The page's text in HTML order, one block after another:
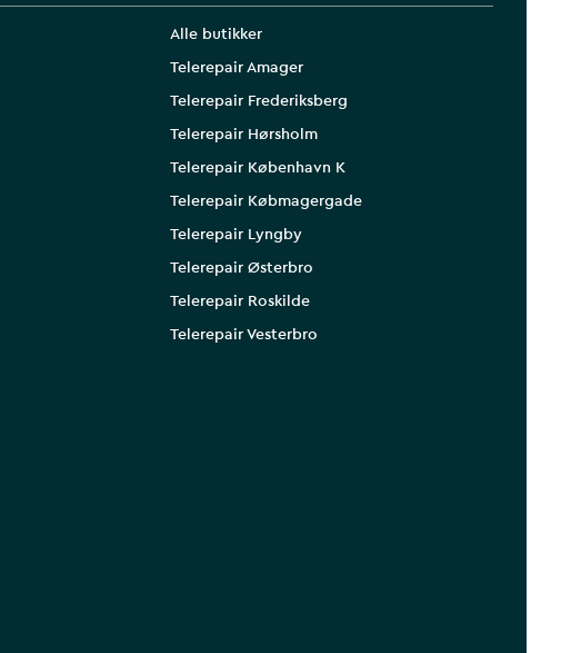
Alle butikker
Telerepair Amager
Telerepair Frederiksberg
Telerepair Hørsholm
Telerepair København K
Telerepair Købmagergade
Telerepair Lyngby
Telerepair Østerbro
Telerepair Roskilde
Telerepair Vesterbro